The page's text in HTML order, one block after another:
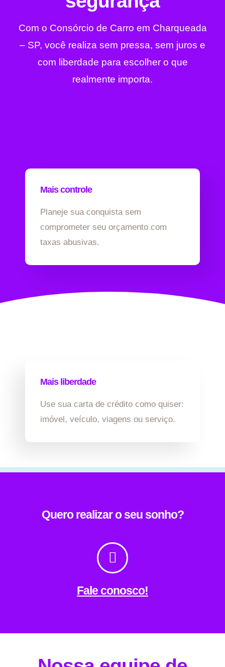
Com o Consórcio de Carro em Charqueada
– SP, você realiza sem pressa, sem juros e
com liberdade para escolher o que
realmente importa.
Mais controle
Planeje sua conquista sem
comprometer seu orçamento com
taxas abusivas.
Mais liberdade
Use sua carta de crédito como quiser:
imóvel, veículo, viagens ou serviço.
Quero realizar o seu sonho?
Fale conosco!